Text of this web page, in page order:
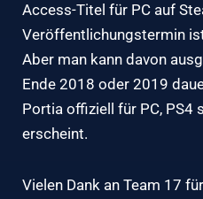
Access-Titel für PC auf
Veröffentlichungstermin
Aber man kann davon
Ende 2018 oder 2019
Portia offiziell für PC, PS4
erscheint.
Vielen Dank an Team 17